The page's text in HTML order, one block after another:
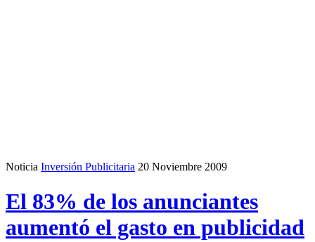
Noticia Inversión Publicitaria 20 Noviembre 2009
El 83% de los anunciantes
aumentó el gasto en publicidad